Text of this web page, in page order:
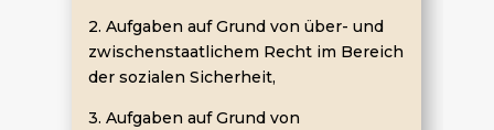
2. Aufgaben auf Grund von über- und
zwischenstaatlichem Recht im Bereich
der sozialen Sicherheit,
3. Aufgaben auf Grund von